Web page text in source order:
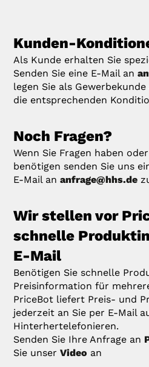
Kunden-
Als Kunde erhalten Sie
Senden Sie eine E-Mail an
legen Sie als
die entsprechenden
Noch Fragen?
Wenn Sie Fragen haben
benötigen senden Sie uns
E-Mail ananfrage@hhs.de
Wir stellen vor
schnelle
E-Mail
Benötigen Sie schnelle
Preisinformation für
PriceBot liefert Preis- und
jederzeit an Sie per E-Mail
Hinterhertelefonieren.
Senden Sie Ihre Anfrage an
Sie unserVideo an